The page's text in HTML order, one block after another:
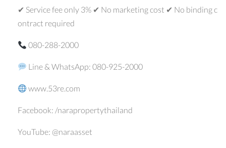
✔ Service fee only 3% ✔ No marketing cost ✔ No binding c
ontract required
080-288-2000
Line & WhatsApp: 080-925-2000
www.53re.com
Facebook: /narapropertythailand
YouTube: @naraasset